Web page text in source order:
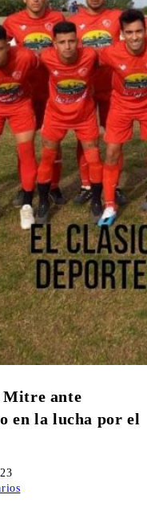
ante
en la lucha por el